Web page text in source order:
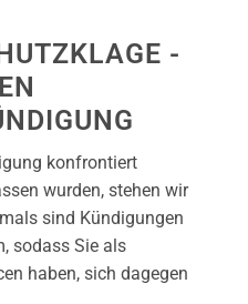
-
konfrontiert
wurden, stehen wir
sind Kündigungen
sodass Sie als
haben, sich dagegen